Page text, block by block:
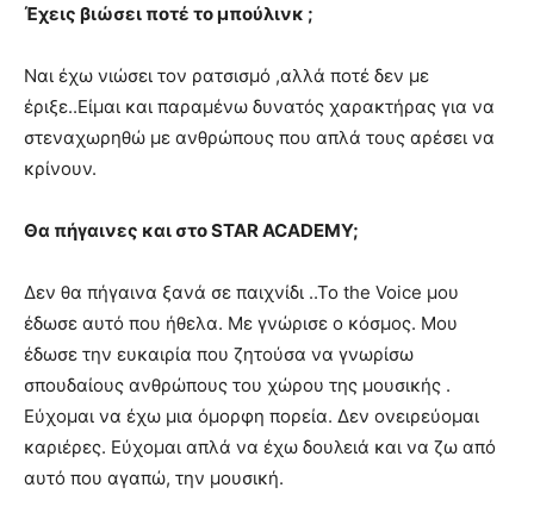
Έχεις βιώσει ποτέ το μπούλινκ ;
Ναι έχω νιώσει τον ρατσισμό ,αλλά ποτέ δεν με
έριξε..Είμαι και παραμένω δυνατός χαρακτήρας για να
στεναχωρηθώ με ανθρώπους που απλά τους αρέσει να
κρίνουν.
Θα πήγαινες και στο STAR ACADEMY;
Δεν θα πήγαινα ξανά σε παιχνίδι ..Το the Voice μου
έδωσε αυτό που ήθελα. Με γνώρισε ο κόσμος. Μου
έδωσε την ευκαιρία που ζητούσα να γνωρίσω
σπουδαίους ανθρώπους του χώρου της μουσικής .
Εύχομαι να έχω μια όμορφη πορεία. Δεν ονειρεύομαι
καριέρες. Εύχομαι απλά να έχω δουλειά και να ζω από
αυτό που αγαπώ, την μουσική.